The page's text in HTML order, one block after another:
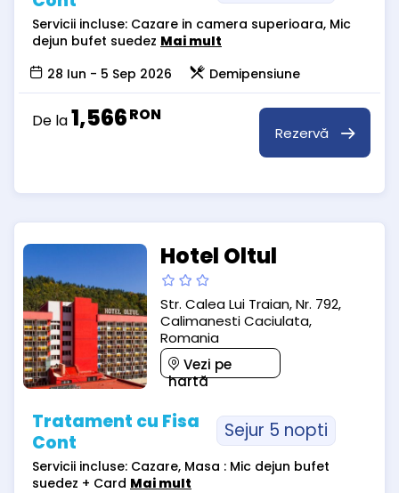
Servicii incluse: Cazare in camera superioara, Mic
dejun bufet suedez Mai mult
28 Iun - 5 Sep 2026
Demipensiune
De la1,566RON
Rezervă
Hotel Oltul
Str. Calea Lui Traian, Nr. 792,
Calimanesti Caciulata,
Romania
Vezi pe
hartă
Tratament cu Fisa
Cont
Sejur 5 nopti
Servicii incluse: Cazare, Masa : Mic dejun bufet
suedez + Card Mai mult